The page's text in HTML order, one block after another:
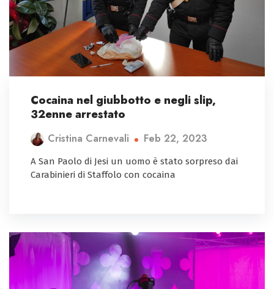
Cocaina nel giubbotto e negli slip,
32enne arrestato
Cristina Carnevali Feb 22, 2023
A San Paolo di Jesi un uomo è stato sorpreso dai
Carabinieri di Staffolo con cocaina